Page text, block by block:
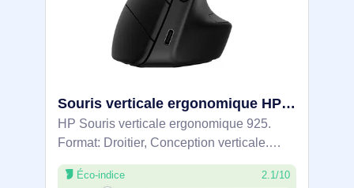
Souris verticale ergonomique HP 925 - 6H1A5AA#ABB
HP Souris verticale ergonomique 925.
Format: Droitier, Conception verticale.
Interface de l'appareil: RF sans fil +
Bluetooth, Résolution en mouvement:
Éco-indice 2.1/10